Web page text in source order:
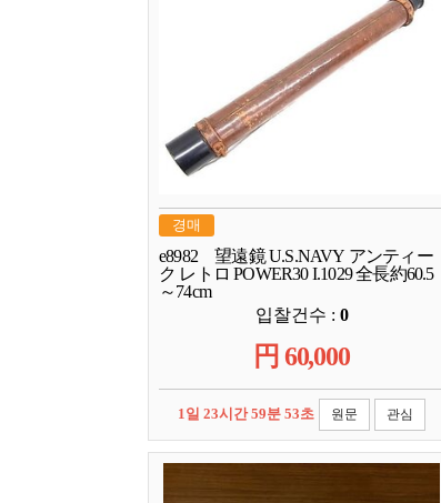
경매
e8982 望遠鏡 U.S.NAVY アンティー
ク レトロ POWER30 I.1029 全長約60.5
～74cm
입찰건수 : 0
円 60,000
1일 23시간 59분 52초 원문 관심